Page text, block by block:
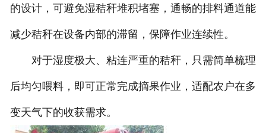
的设计，可避免湿秸秆堆积堵塞，通畅的排料通道能
减少秸秆在设备内部的滞留，保障作业连续性。
对于湿度极大、粘连严重的秸秆，只需简单梳理
后均匀喂料，即可正常完成摘果作业，适配农户在多
变天气下的收获需求。